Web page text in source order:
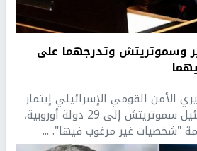
وسموتريتش وتدرجهما على
الأمن القومي الإسرائيلي إيتمار
بن غفير، والمالية بتسلئيل سموتريتش إلى 29 دولة أوروبية،
"شخصيات غير مرغوب فيها". ...